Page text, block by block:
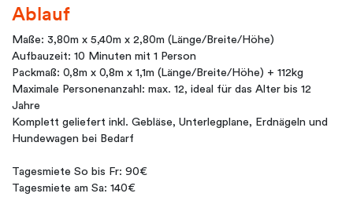
Ablauf
Maße: 3,80m x 5,40m x 2,80m (Länge/Breite/Höhe)
Aufbauzeit: 10 Minuten mit 1 Person
Packmaß: 0,8m x 0,8m x 1,1m (Länge/Breite/Höhe) + 112kg
Maximale Personenanzahl: max. 12, ideal für das Alter bis 12
Jahre
Komplett geliefert inkl. Gebläse, Unterlegplane, Erdnägeln und
Hundewagen bei Bedarf
Tagesmiete So bis Fr: 90€
Tagesmiete am Sa: 140€